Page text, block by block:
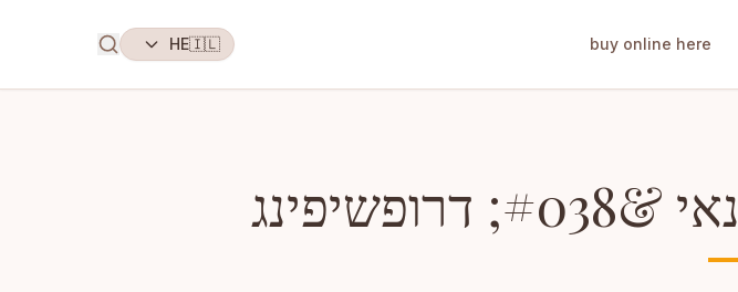
buy online here
🇮🇱
HE